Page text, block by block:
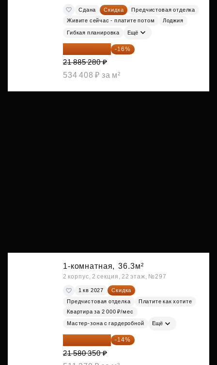
Сдана Скидка
Предчистовая отделка
Живите сейчас - платите потом
Лоджия
Гибкая планировка Ещё
18 383 635 ₽ -16%
21 885 280 ₽
534 408 ₽ за м²
1-комнатная, 36.3м²
2 корпус, 2 секция, 22 этаж, №297
1 кв 2027
Скидка
Предчистовая отделка
Платите как хотите
Квартира за 2 000 ₽/мес
Мастер-зона с гардеробной Ещё
18 559 101 ₽ -14%
21 580 350 ₽